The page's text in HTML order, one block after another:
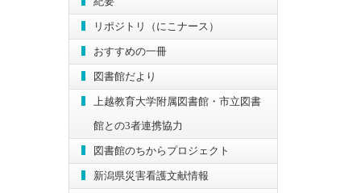
リポジトリ（にこナース）
おすすめの一冊
図書館だより
上越教育大学附属図書館・市立図書
館との3者連携協力
図書館のちからプロジェクト
新潟県災害看護文献情報